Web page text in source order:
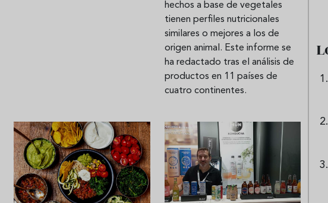
hechos a base de vegetales
tienen perfiles nutricionales
similares o mejores a los de
origen animal. Este informe se
ha redactado tras el análisis de
productos en 11 países de
cuatro continentes.